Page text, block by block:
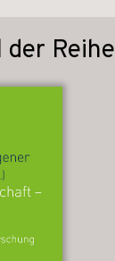
der Reihe